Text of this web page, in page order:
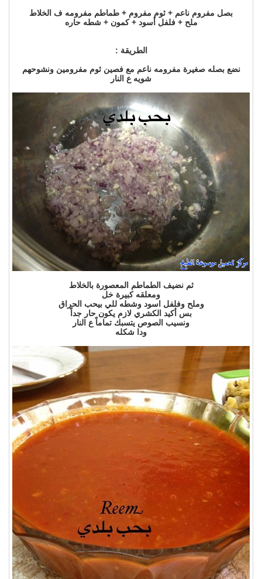
بصل مفروم ناعم + ثوم مفروم + طماطم مفرومه ف الخلاط
ملح + فلفل أسود + كمون + شطه حاره
الطريقة :
نضع بصله صغيرة مفرومه ناعم مع فصين ثوم مفرومين ونشوحهم
شويه ع النار
ثم نضيف الطماطم المعصورة بالخلاط
ومعلقه كبيرة خل
وملح وفلفل اسود وشطه للي بيحب الحراق
بس أكيد الكشري لازم يكون حار جداً
ونسيب الصوص يتسبك تماماً ع النار
ودا شكله